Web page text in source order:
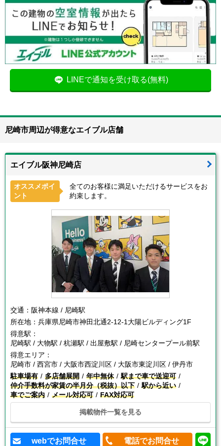
LINEで通知を受け取る(無料)
尼崎市周辺が得意なエイブル店舗
エイブル阪神尼崎店
オススメポイ
ント
全てのお客様に満足いただけるサービスをお
約束します。
交通： 阪神本線 / 尼崎駅
所在地： 兵庫県尼崎市神田北通2-12-1大陽ビルディング1F
得意駅：
尼崎駅 / 大物駅 / 杭瀬駅 / 出屋敷駅 / 尼崎センタープール前駅
得意エリア：
尼崎市 / 西宮市 / 大阪市西淀川区 / 大阪市東淀川区 / 伊丹市
駐車場有
多店舗展開 年中無休
駅まで車で送迎可
仲介手数料が家賃の半月分（税抜）以下
駅から近い
車でご案内
メール対応可 FAX対応可
掲載物件一覧を見る
webでお問合せ 電話でお問合せ